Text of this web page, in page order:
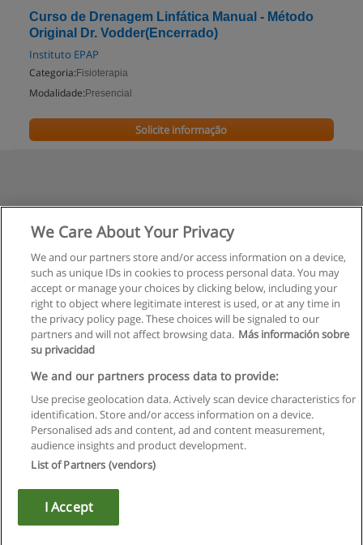
Curso de Drenagem Linfática Manual - Método
Original Dr. Vodder(Encerrado)
Instituto EPAP
Categoria: Fisioterapia
Modalidade: Presencial
Solicite informação
Regras de uso
Privacidade de dados
Copyright © Educaedu Business S.L. - CIF : B-95610580: -
We Care About Your Privacy
We and our partners store and/or access information on a device,
such as unique IDs in cookies to process personal data. You may
accept or manage your choices by clicking below, including your
right to object where legitimate interest is used, or at any time in
the privacy policy page. These choices will be signaled to our
partners and will not affect browsing data. Más información sobre
su privacidad
We and our partners process data to provide:
Use precise geolocation data. Actively scan device characteristics for
identification. Store and/or access information on a device.
Personalised ads and content, ad and content measurement,
audience insights and product development.
List of Partners (vendors)
I Accept